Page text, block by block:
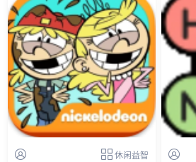
休闲益智